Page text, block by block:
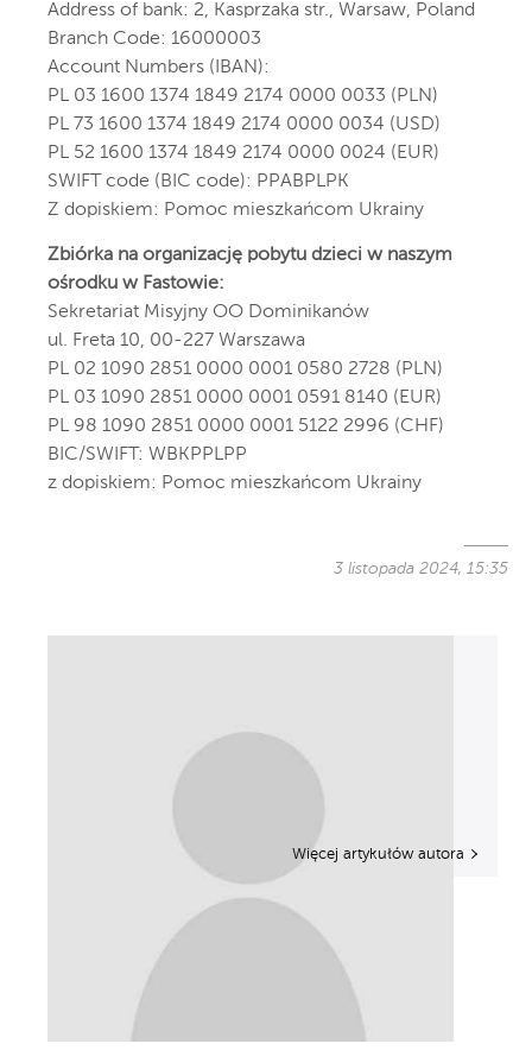
Address of bank: 2, Kasprzaka str., Warsaw, Poland
Branch Code: 16000003
Account Numbers (IBAN):
PL 03 1600 1374 1849 2174 0000 0033 (PLN)
PL 73 1600 1374 1849 2174 0000 0034 (USD)
PL 52 1600 1374 1849 2174 0000 0024 (EUR)
SWIFT code (BIC code): PPABPLPK
Z dopiskiem: Pomoc mieszkańcom Ukrainy
Zbiórka na organizację pobytu dzieci w naszym
ośrodku w Fastowie:
Sekretariat Misyjny OO Dominikanów
ul. Freta 10, 00-227 Warszawa
PL 02 1090 2851 0000 0001 0580 2728 (PLN)
PL 03 1090 2851 0000 0001 0591 8140 (EUR)
PL 98 1090 2851 0000 0001 5122 2996 (CHF)
BIC/SWIFT: WBKPPLPP
z dopiskiem: Pomoc mieszkańcom Ukrainy
3 listopada 2024, 15:35
Więcej artykułów autora